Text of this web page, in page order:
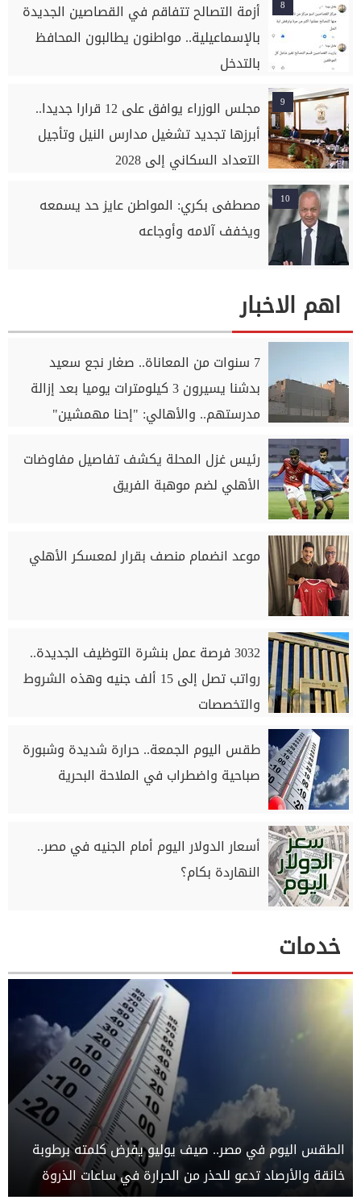
8
أزمة التصالح تتفاقم في القصاصين الجديدة
بالإسماعيلية.. مواطنون يطالبون المحافظ
بالتدخل
9
مجلس الوزراء يوافق على 12 قرارا جديدا..
أبرزها تجديد تشغيل مدارس النيل وتأجيل
التعداد السكاني إلى 2028
10
مصطفى بكري: المواطن عايز حد يسمعه
ويخفف آلامه وأوجاعه
اهم الاخبار
7 سنوات من المعاناة.. صغار نجع سعيد
بدشنا يسيرون 3 كيلومترات يوميا بعد إزالة
مدرستهم.. والأهالي: "إحنا مهمشين"
رئيس غزل المحلة يكشف تفاصيل مفاوضات
الأهلي لضم موهبة الفريق
موعد انضمام منصف بقرار لمعسكر الأهلي
3032 فرصة عمل بنشرة التوظيف الجديدة..
رواتب تصل إلى 15 ألف جنيه وهذه الشروط
والتخصصات
طقس اليوم الجمعة.. حرارة شديدة وشبورة
صباحية واضطراب في الملاحة البحرية
أسعار الدولار اليوم أمام الجنيه في مصر..
النهاردة بكام؟
خدمات
الطقس اليوم في مصر.. صيف يوليو يفرض كلمته برطوبة
خانقة والأرصاد تدعو للحذر من الحرارة في ساعات الذروة